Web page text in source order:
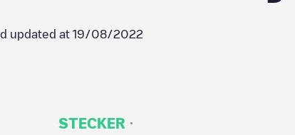
updated at 19/08/2022
STECKER ·